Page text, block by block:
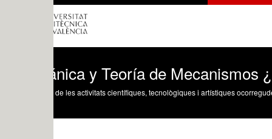
y Teoría de Mecanismos ¿ 2020
les activitats científiques, tecnològiques i artístiques ocorregudes en els tres